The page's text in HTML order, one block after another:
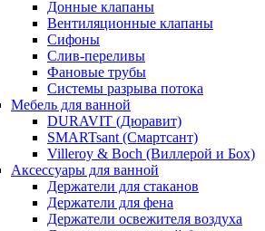
Донные клапаны
Вентиляционные клапаны
Сифоны
Слив-переливы
Фановые трубы
Системы разрыва потока
Мебель для ванной
DURAVIT (Дюравит)
SMARTsant (Смартсант)
Villeroy & Boch (Виллерой и Бох)
Аксессуары для ванной
Держатели для стаканов
Держатели для фена
Держатели освежителя воздуха